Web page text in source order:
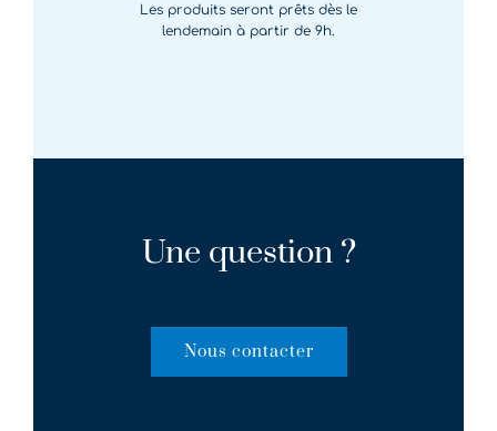
Les produits seront prêts dès le
lendemain à partir de 9h.
Une question ?
Nous contacter